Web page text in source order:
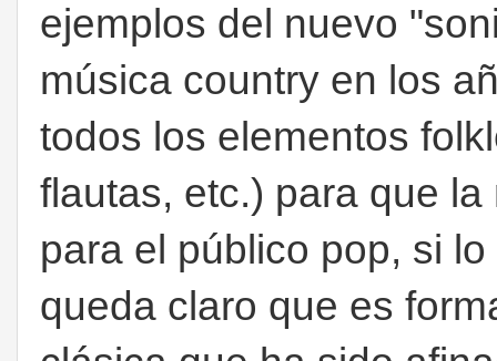
ejemplos del nuevo
música country en los
todos los elementos
flautas, etc.) para que
para el público pop, si
queda claro que es